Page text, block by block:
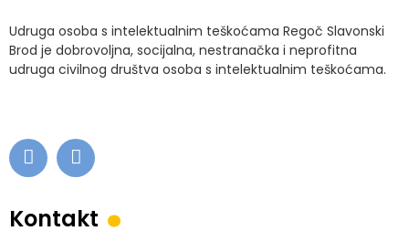
Udruga osoba s intelektualnim teškoćama Regoč Slavonski
Brod je dobrovoljna, socijalna, nestranačka i neprofitna
udruga civilnog društva osoba s intelektualnim teškoćama.
Kontakt .